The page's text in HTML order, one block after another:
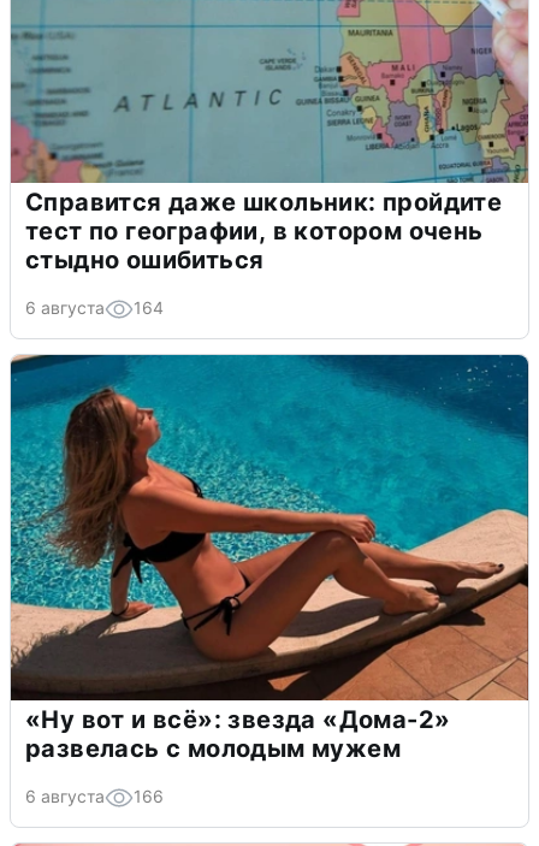
Справится даже школьник: пройдите
тест по географии, в котором очень
стыдно ошибиться
6 августа 164
«Ну вот и всё»: звезда «Дома-2»
развелась с молодым мужем
6 августа 166